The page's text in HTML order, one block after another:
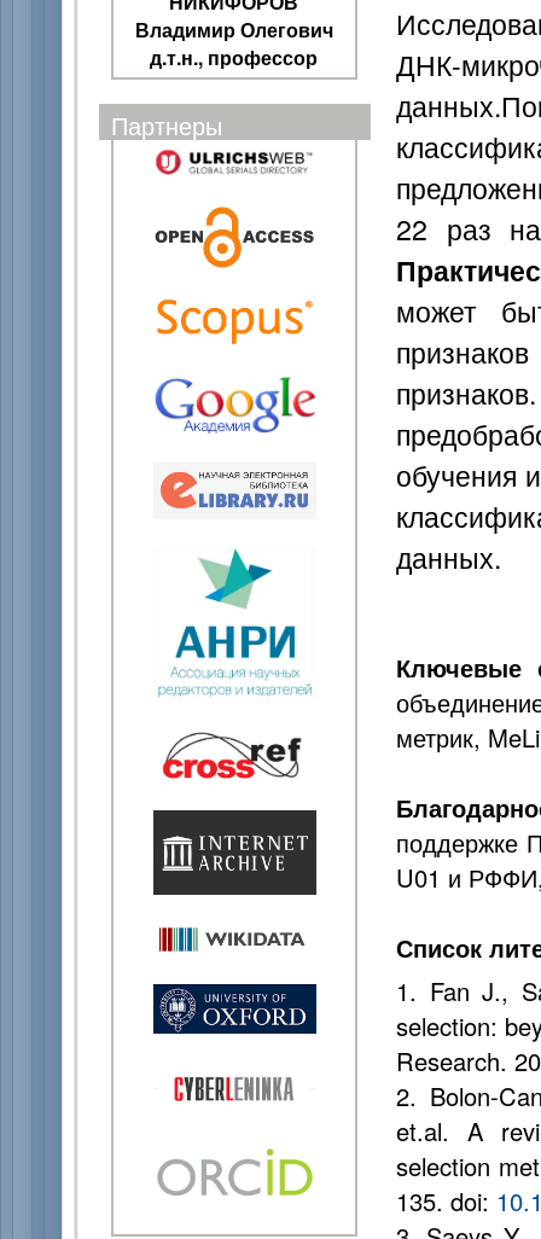
Владимир Олегович
д.т.н., профессор
Партнеры
ДНК-
22 раз
может
обучения
данных.
Ключевые
метрик,
поддержке
U01 и
Список
1. Fan J.,
selection:
Research.
2. Bolon-
et.al. A
selection
135. doi: